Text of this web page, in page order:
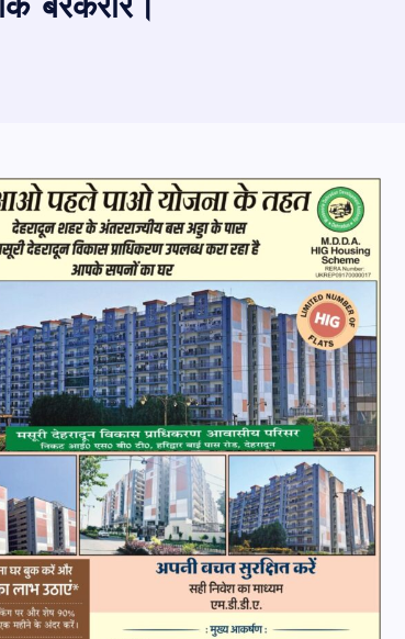
बरकरार।